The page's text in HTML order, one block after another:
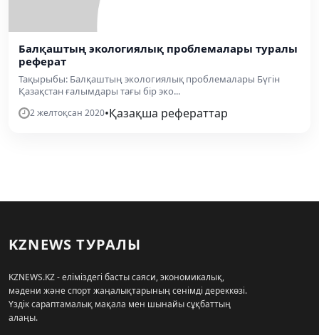
Балқаштың экологиялық проблемалары туралы
реферат
Тақырыбы: Балқаштың экологиялық проблемалары Бүгін
Қазақстан ғалымдары тағы бір эко...
2 желтоқсан 2020•Қазақша рефераттар
KZNEWS ТУРАЛЫ
KZNEWS.KZ - еліміздегі басты саяси, экономикалық,
мәдени және спорт жаңалықтарының сенімді дереккөзі.
Үздік сараптамалық мақала мен шынайы сұқбаттың
алаңы.